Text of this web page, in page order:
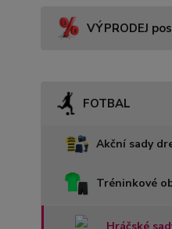
VÝPRODEJ
FOTBAL
Akční sady
Tréninkové